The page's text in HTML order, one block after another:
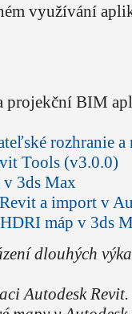
využívání
projekční BIM
rozhranie a
Tools (v3.0.0)
v 3ds Max
a import v
máp v 3ds
dlouhých
Autodesk